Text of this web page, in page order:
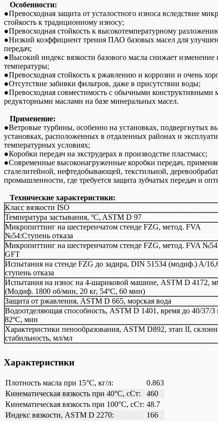
Особенности:
●Превосходная защита от усталостного износа вследствие
стойкость к традиционному износу;
●Превосходная стойкость к высокотемпературному
●Низкий коэффициент трения ПАО базовых масел для
передач;
●Высокий индекс вязкости базового масла снижает изменение
температуры;
●Превосходная стойкость к ржавлению и коррозии и очень
●Отсутствие забивки фильтров, даже в присутствии воды;
●Превосходная совместимость с обычными конструктивными
редукторными маслами на базе минеральных масел.
Применение:
●Ветровые турбины, особенно на установках, подвергнутых
установках, расположенных в отдаленных районах и
температурных условиях;
●Коробки передач на экструдерах в производстве пластмасс;
●Современные высоконагруженные коробки передач,
сталелитейной, нефтедобывающей, текстильной,
промышленности, где требуется защита зубчатых передач и
Технические характеристики:
Класс вязкости ISO
Температура застывания, ºC, ASTM D 97
Микропиттинг на шестеренчатом стенде FZG, метод. FVA
№54:Ступень отказа
Микропиттинг на шестеренчатом стенде FZG, метод. FVA
GFT
Испытания на стенде FZG до задира, DIN 51534 (модиф.) A/
ступень отказа
Испытания на износ на 4-шариковой машине, ASTM D 4172,
(Модиф. 1800 об/мин, 20 кг, 54ºC, 60 мин)
Защита от ржавления, ASTM D 665, морская вода
Водоотделяющая способность, ASTM D 1401, время до 40/37/3
82ºC, мин
Характеристики пенообразования, ASTM D892, этап II,
стабильность, мл/мл
Характеристики
Плотность масла при 15°С, кг/л:
0.863
Кинематическая вязкость при 40°С, сСт:
460
Кинематическая вязкость при 100°С, сСт: 48.7
Индекс вязкости, ASTM D 2270:
166